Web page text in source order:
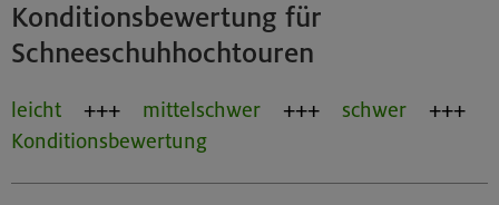
Konditionsbewertung für
Schneeschuhhochtouren
leicht mittelschwer
schwer
Konditionsbewertung